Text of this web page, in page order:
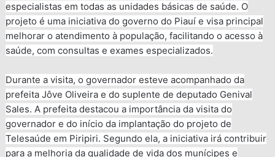
especialistas em todas as unidades básicas de saúde. O
projeto é uma iniciativa do governo do Piauí e visa principal
melhorar o atendimento à população, facilitando o acesso à
saúde, com consultas e exames especializados.
Durante a visita, o governador esteve acompanhado da
prefeita Jôve Oliveira e do suplente de deputado Genival
Sales. A prefeita destacou a importância da visita do
governador e do início da implantação do projeto de
Telesaúde em Piripiri. Segundo ela, a iniciativa irá contribuir
para a melhoria da qualidade de vida dos munícipes e